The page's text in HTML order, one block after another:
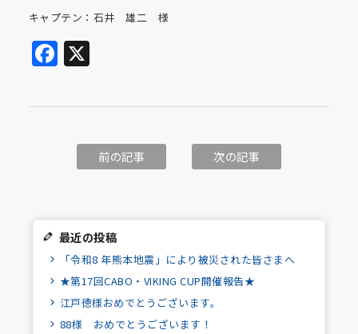
キャプテン：石井 雄二 様
Facebook
X
前の記事 次の記事
最近の投稿
「令和8 年熊本地震」により被災された皆さまへ
★第17回CABO・VIKING CUP開催報告★
江戸徳様おめでとうございます。
88様 おめでとうございます！